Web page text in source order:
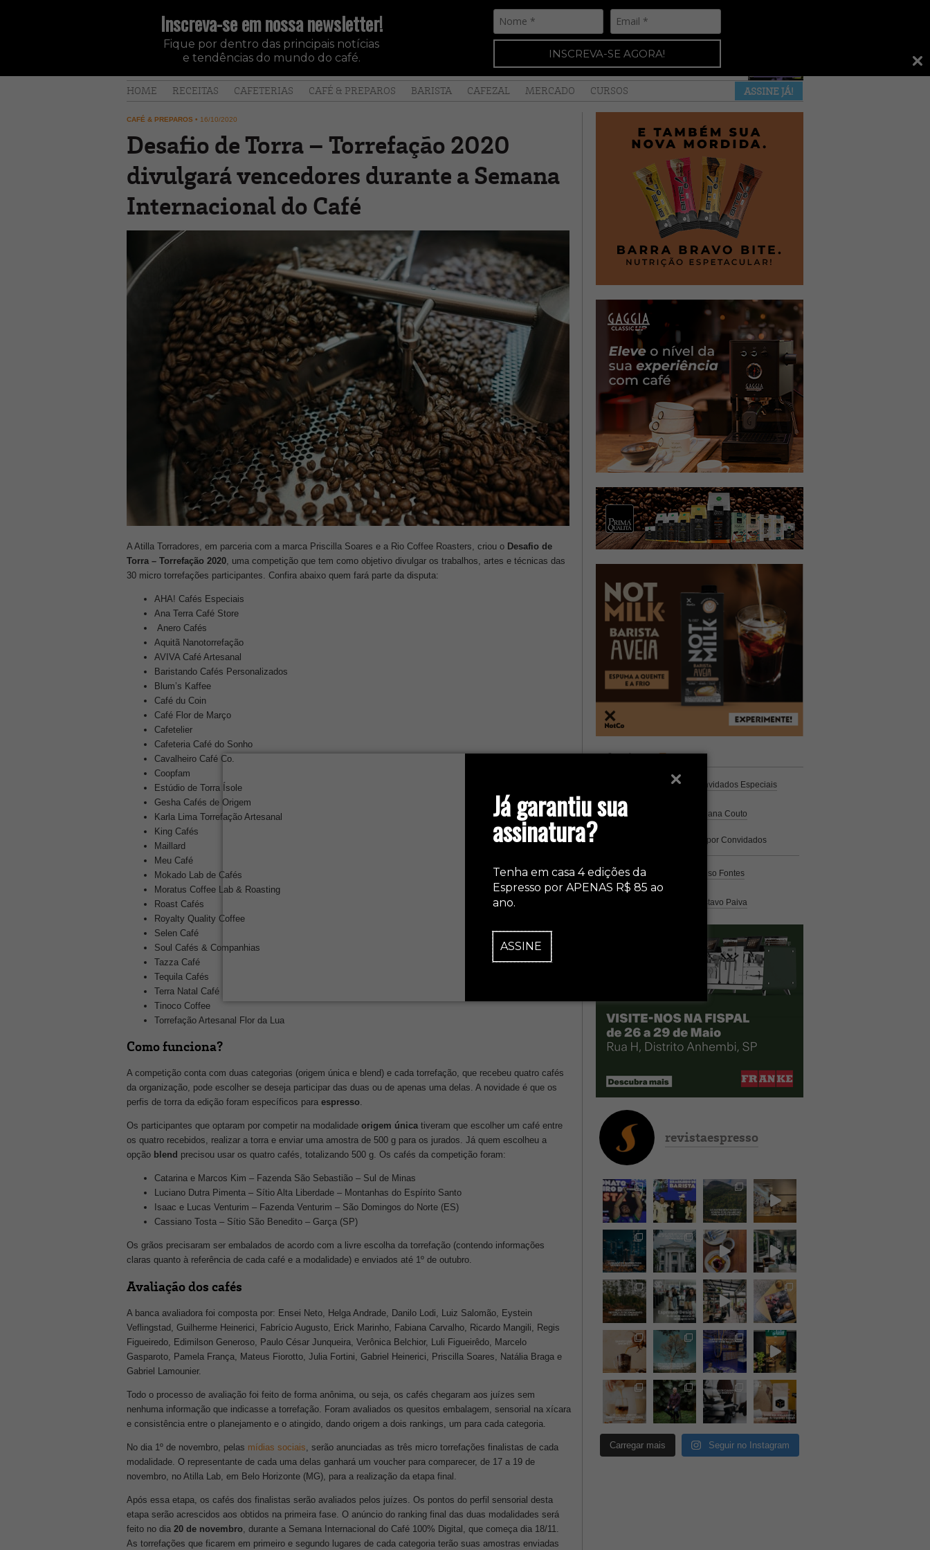
Inscreva-se em nossa newsletter!
Fique por dentro das principais notícias
e tendências do mundo do café.
INSCREVA-SE AGORA!
Já garantiu sua
assinatura?
Tenha em casa 4 edições da
Espresso por APENAS R$ 85 ao
ano.
ASSINE
•NAS BANCAS
HOME RECEITAS CAFETERIAS CAFÉ & PREPAROS BARISTA CAFEZAL MERCADO ASSINE JÁ!
CURSOS
CAFÉ & PREPAROS • 16/10/2020
Desafio de Torra – Torrefação 2020
divulgará vencedores durante a Semana
Internacional do Café
A Atilla Torradores, em parceria com a marca Priscilla Soares e a Rio Coffee Roasters, criou o Desafio de
Torra – Torrefação 2020, uma competição que tem como objetivo divulgar os trabalhos, artes e técnicas das
30 micro torrefações participantes. Confira abaixo quem fará parte da disputa:
AHA! Cafés Especiais
Ana Terra Café Store
Anero Cafés
Aquitã Nanotorrefação
AVIVA Café Artesanal
Baristando Cafés Personalizados
Blum’s Kaffee
Café du Coin
Café Flor de Março
Cafetelier
Cafeteria Café do Sonho
Cavalheiro Café Co.
Coopfam
Estúdio de Torra Ísole
Gesha Cafés de Origem
Karla Lima Torrefação Artesanal
King Cafés
Maillard
Meu Café
Mokado Lab de Cafés
Moratus Coffee Lab & Roasting
Roast Cafés
Royalty Quality Coffee
Selen Café
Soul Cafés & Companhias
Tazza Café
Tequila Cafés
Terra Natal Café
Tinoco Coffee
Torrefação Artesanal Flor da Lua
Como funciona?
A competição conta com duas categorias (origem única e blend) e cada torrefação, que recebeu quatro cafés
da organização, pode escolher se deseja participar das duas ou de apenas uma delas. A novidade é que os
perfis de torra da edição foram específicos para espresso.
Os participantes que optaram por competir na modalidade origem única tiveram que escolher um café entre
os quatro recebidos, realizar a torra e enviar uma amostra de 500 g para os jurados. Já quem escolheu a
opção blend precisou usar os quatro cafés, totalizando 500 g. Os cafés da competição foram:
Catarina e Marcos Kim – Fazenda São Sebastião – Sul de Minas
Luciano Dutra Pimenta – Sítio Alta Liberdade – Montanhas do Espírito Santo
Isaac e Lucas Venturim – Fazenda Venturim – São Domingos do Norte (ES)
Cassiano Tosta – Sítio São Benedito – Garça (SP)
Os grãos precisaram ser embalados de acordo com a livre escolha da torrefação (contendo informações
claras quanto à referência de cada café e a modalidade) e enviados até 1º de outubro.
Avaliação dos cafés
A banca avaliadora foi composta por: Ensei Neto, Helga Andrade, Danilo Lodi, Luiz Salomão, Eystein
Veflingstad, Guilherme Heinerici, Fabrício Augusto, Erick Marinho, Fabiana Carvalho, Ricardo Mangili, Regis
Figueiredo, Edimilson Generoso, Paulo César Junqueira, Verônica Belchior, Luli Figueirêdo, Marcelo
Gasparoto, Pamela França, Mateus Fiorotto, Julia Fortini, Gabriel Heinerici, Priscilla Soares, Natália Braga e
Gabriel Lamounier.
Todo o processo de avaliação foi feito de forma anônima, ou seja, os cafés chegaram aos juízes sem
nenhuma informação que indicasse a torrefação. Foram avaliados os quesitos embalagem, sensorial na xícara
e consistência entre o planejamento e o atingido, dando origem a dois rankings, um para cada categoria.
No dia 1º de novembro, pelas mídias sociais , serão anunciadas as três micro torrefações finalistas de cada
modalidade. O representante de cada uma delas ganhará um voucher para comparecer, de 17 a 19 de
novembro, no Atilla Lab, em Belo Horizonte (MG), para a realização da etapa final.
Após essa etapa, os cafés dos finalistas serão avaliados pelos juízes. Os pontos do perfil sensorial desta
etapa serão acrescidos aos obtidos na primeira fase. O anúncio do ranking final das duas modalidades será
feito no dia 20 de novembro , durante a Semana Internacional do Café 100% Digital, que começa dia 18/11.
As torrefações que ficarem em primeiro e segundo lugares de cada categoria terão suas amostras enviadas
colunistasEspresso
Coluna Cafépor Convidados Especiais
Na cozinha por Cristiana Couto
por Convidados
Análise por Caio Alonso Fontes
por Gustavo Paiva
revistaespresso
Carregar mais Seguir no Instagram